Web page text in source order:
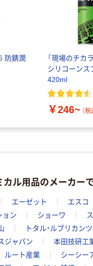
防錆潤
「現場のチカ
シリコーンス
420ml
￥246~ （税
ル用品のメーカー
エーゼット エスコ
ョン
ショーワ
トタル・ルブリカン
ジャパン 本田技研工
ルート産業 シーシー